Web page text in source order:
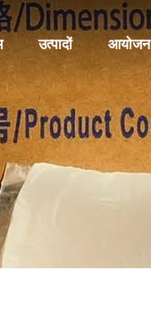
उत्पादों आयोजन